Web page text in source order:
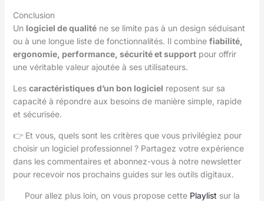
Conclusion
Un logiciel de qualiténe se limite pas à un design séduisant
ou à une longue liste de fonctionnalités. Il combine fiabilité,
ergonomie, performance, sécurité et supportpour offrir
une véritable valeur ajoutée à ses utilisateurs.
Les caractéristiques d’un bon logiciel reposent sur sa
capacité à répondre aux besoins de manière simple, rapide
et sécurisée.
👉 Et vous, quels sont les critères que vous privilégiez pour
choisir un logiciel professionnel ? Partagez votre expérience
dans les commentaires et abonnez-vous à notre newsletter
pour recevoir nos prochains guides sur les outils digitaux.
Pour allez plus loin, on vous propose cette Playlist sur la